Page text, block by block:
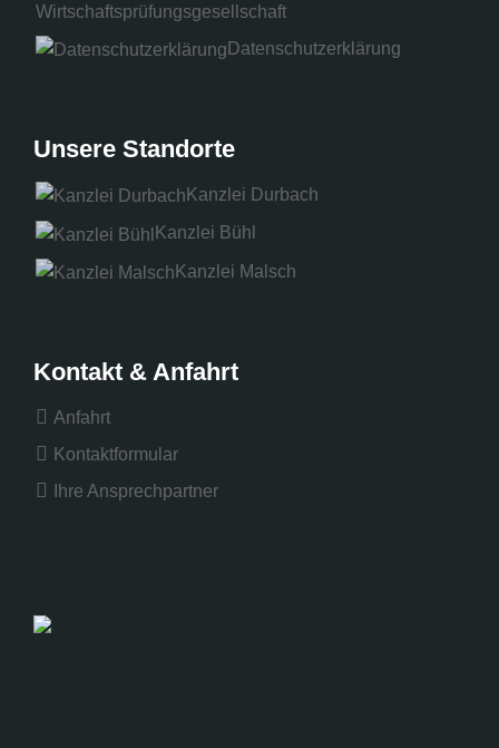
Wirtschaftsprüfungsgesellschaft
Datenschutzerklärung
Unsere Standorte
Kanzlei Durbach
Kanzlei Bühl
Kanzlei Malsch
Kontakt & Anfahrt
Anfahrt
Kontaktformular
Ihre Ansprechpartner